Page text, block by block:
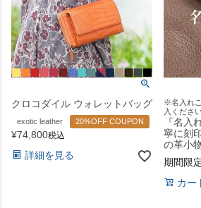
クロコダイル ウォレットバッグ
exotic leather 20%OFF COUPON
¥74,800税込
詳細を見る
※名入れ
入くださ
『名入
寧に刻
の革小
期間限
カー